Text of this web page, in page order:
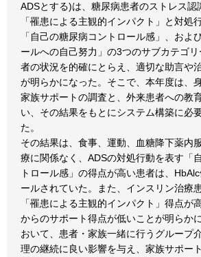
ADSとする)は、糖尿病患者のストレス認
「罹患による主観的インパクト」と対処
「自己の糖尿病コントロール感」、およ
ールへの自己努力」の3つのサブカテゴ
者の状況を的確にとらえ、適切な助言や
が明らかになった。そこで、本年度は、
家族サポートの調査と、外来患者への教
い、その結果をもとにシステム構築に必
た。
その結果は、食事、運動、血糖降下薬内
療に関係なく、ADSの対処行動を表す「
トロール感」の得点が高い患者は、
ールされていた。また、インスリン治療
「罹患による主観的インパクト」得点が
からのサポート得点が低いことが明らか
おいて、患者・家族一緒に行うグループ
理の継続に良い影響を与え、家族サポー